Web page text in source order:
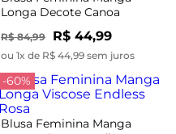
Longa Decote Canoa
Endless Marrom
R$ 84,99 R$ 44,99
ou 1x de R$ 44,99 sem juros
-60%
Blusa Feminina Manga